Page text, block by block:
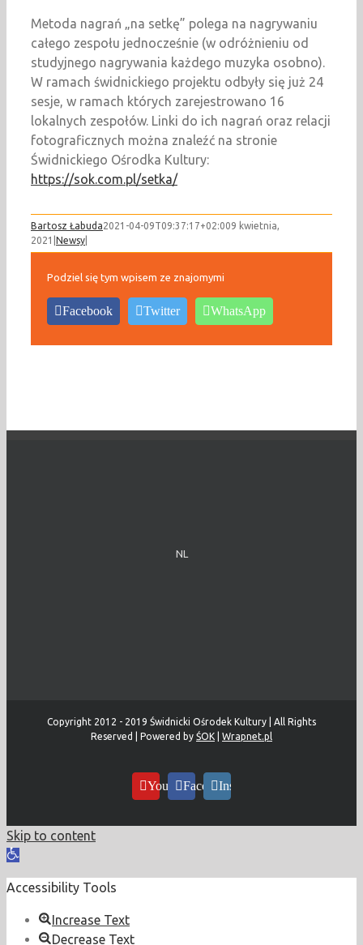
Metoda nagrań „na setkę” polega na nagrywaniu
całego zespołu jednocześnie (w odróżnieniu od
studyjnego nagrywania każdego muzyka osobno).
W ramach świdnickiego projektu odbyły się już 24
sesje, w ramach których zarejestrowano 16
lokalnych zespołów. Linki do ich nagrań oraz relacji
fotograficznych można znaleźć na stronie
Świdnickiego Ośrodka Kultury:
https://sok.com.pl/setka/
Bartosz Łabuda2021-04-09T09:37:17+02:009 kwietnia,
2021
Newsy
Podziel się tym wpisem ze znajomymi
Facebook Twitter WhatsApp
NL
Copyright 2012 - 2019 Świdnicki Ośrodek Kultury | All Rights
Reserved | Powered by ŚOK Wrapnet.pl
YouTubeFacebookInstagram
Skip to content
Open
Accessibility Tools
Increase Text
Decrease Text